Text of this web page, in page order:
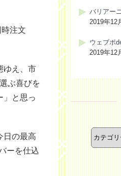
注文
ゆえ、市
ぶ喜びを
」と思っ
日の最高
ーを仕込
バリアー
2019年12
ウェブポ
2019年12